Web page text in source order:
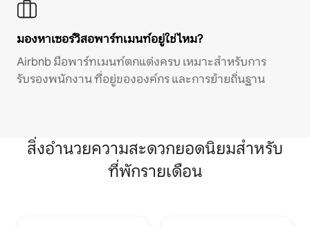
มองหาเซอร์วิสอพาร์ทเมนท์อยู่ใช่ไหม?
Airbnb มีอพาร์ทเมนท์ตกแต่งครบ เหมาะสำหรับการ
รับรองพนักงาน ที่อยู่ขององค์กร และการย้ายถิ่นฐาน
สิ่งอำนวยความสะดวกยอดนิยมสำหรับ
ที่พักรายเดือน